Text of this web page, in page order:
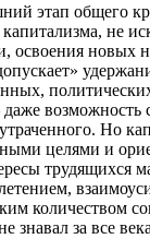
этап общего
капитализма, не
освоения новых
даже возможность
Но
целями и
трудящихся
количеством
знавал за все